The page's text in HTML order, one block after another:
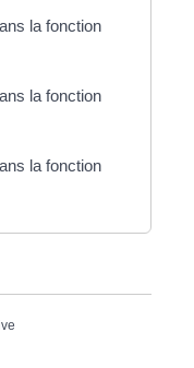
la fonction
la fonction
la fonction